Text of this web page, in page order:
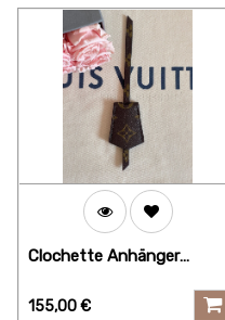
Clochette Anhänger
155,00€